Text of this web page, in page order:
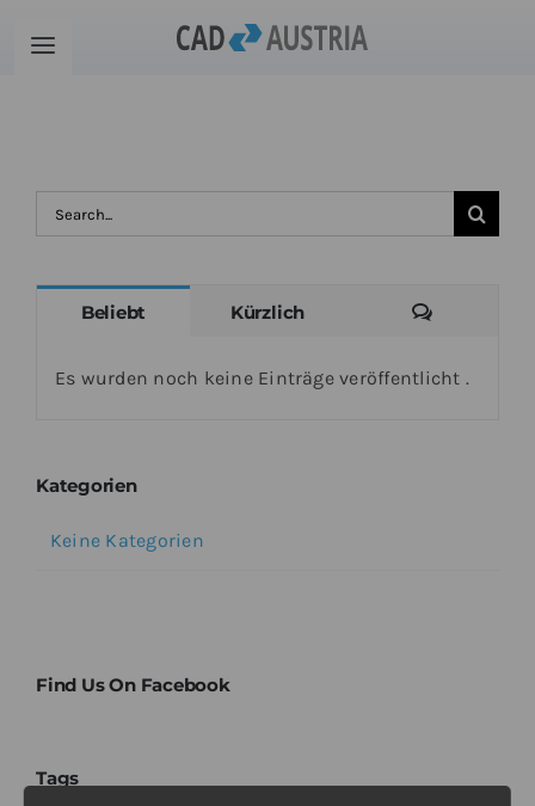
InhaltToggle
Schulung
Suche
nach:
Beliebt Kürzlich
Es wurden noch keine Einträge veröffentlicht .
Kategorien
Keine Kategorien
Find Us On Facebook
Tags